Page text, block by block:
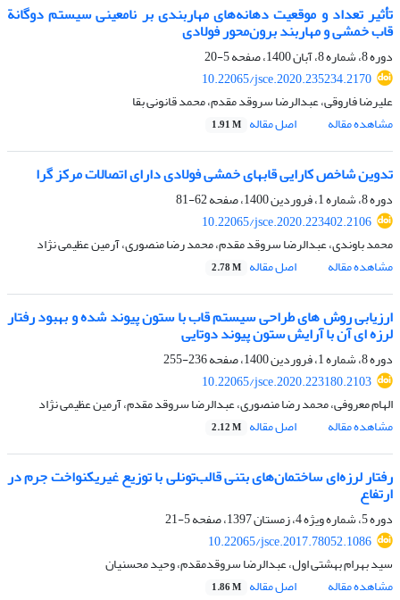
تأثیر تعداد و موقعیت دهانه‌های مهاربندی بر نامعینی سیستم دوگانة
قاب خمشی و مهاربند برون‌محور فولادی
دوره 8، شماره 8، آبان 1400، صفحه
5-20
10.22065/jsce.2020.235234.2170
علیرضا فاروقی، عبدالرضا سروقد مقدم، محمد قانونی بقا
مشاهده مقاله
اصل مقاله 1.91 M
تدوین شاخص کارایی قابهای خمشی فولادی دارای اتصالات مرکز گرا
دوره 8، شماره 1، فروردین 1400، صفحه
62-81
10.22065/jsce.2020.223402.2106
محمد باوندی، عبدالرضا سروقد مقدم، محمد رضا منصوری، آرمین عظیمی نژاد
مشاهده مقاله
اصل مقاله 2.78 M
ارزیابی روش های طراحی سیستم قاب با ستون پیوند شده و بهبود رفتار
لرزه ای آن با آرایش ستون پیوند دوتایی
دوره 8، شماره 1، فروردین 1400، صفحه
236-255
10.22065/jsce.2020.223180.2103
الهام معروفی، محمد رضا منصوری، عبدالرضا سروقد مقدم، آرمین عظیمی نژاد
مشاهده مقاله
اصل مقاله 2.12 M
رفتار لرزه‌ای ساختمان‌های بتنی قالب‌تونلی با توزیع غیریکنواخت جرم در
ارتفاع
دوره 5، شماره ویژه 4، زمستان 1397، صفحه
5-21
10.22065/jsce.2017.78052.1086
سید بهرام بهشتی اول، عبدالرضا سروقدمقدم، وحید محسنیان
مشاهده مقاله
اصل مقاله 1.86 M